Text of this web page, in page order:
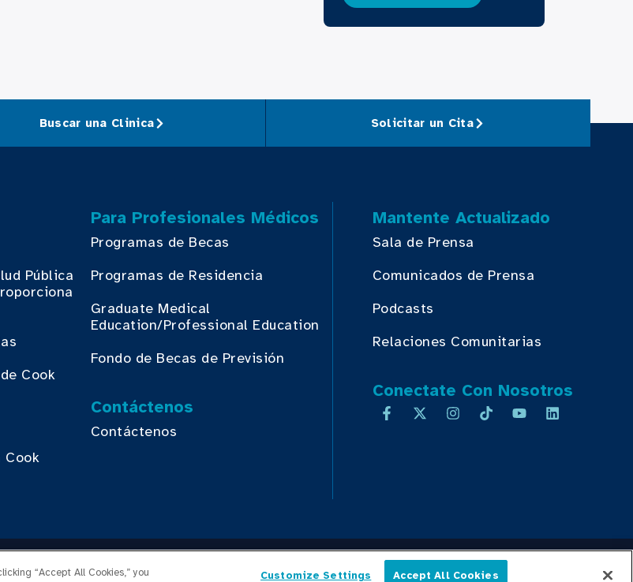
Buscar una Clinica Solicitar un Cita
Pública
Cook
Cook
Para Profesionales Médicos
Programas de Becas
Programas de Residencia
Graduate Medical
Education/Professional Education
Fondo de Becas de Previsión
Contáctenos
Contáctenos
Mantente Actualizado
Sala de Prensa
Comunicados de Prensa
Podcasts
Relaciones Comunitarias
Conectate Con Nosotros
“Accept All Cookies,” you
Customize Settings Accept All Cookies